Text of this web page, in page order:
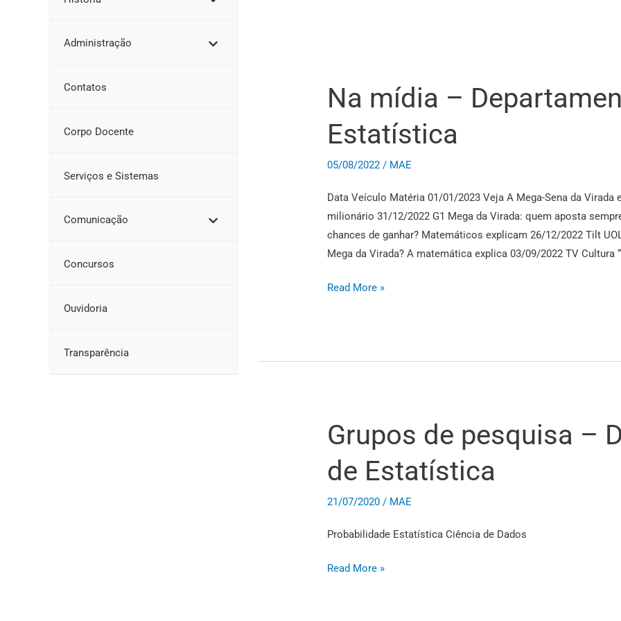
Administração
Contatos
Corpo Docente
Serviços e Sistemas
Comunicação
Concursos
Ouvidoria
Transparência
Na mídia –
Estatística
05/08/2022/ MAE
Data Veículo Matéria 01/01/2023 Veja A Mega-Sena da
milionário 31/12/2022 G1 Mega da Virada: quem aposta
chances de ganhar? Matemáticos explicam 26/12/2022 Tilt
Mega da Virada? A matemática explica 03/09/2022 TV Cultura
Na
mídia
–
Departamento
de
Read More »
Grupos de pesquisa –
de Estatística
21/07/2020/ MAE
Probabilidade Estatística Ciência de Dados
Grupos
de
pesquisa
–
Departamento
Estatística
Read More »